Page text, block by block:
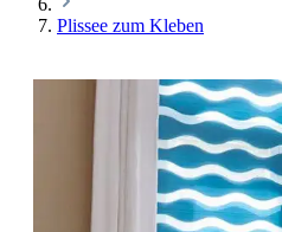
Plissee zum Kleben